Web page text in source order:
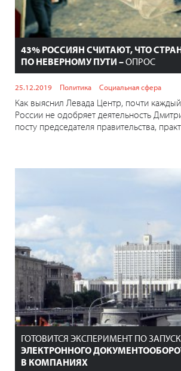
43% РОССИЯН СЧИТАЮТ, ЧТО
ПО НЕВЕРНОМУ ПУТИ –ОПРОС
25.12.2019 Политика Социальная сфера
Как выяснил Левада Центр, почти
России не одобряет деятельность
посту председателя правительства,
ГОТОВИТСЯ ЭКСПЕРИМЕНТ ПО
ЭЛЕКТРОННОГО
В КОМПАНИЯХ